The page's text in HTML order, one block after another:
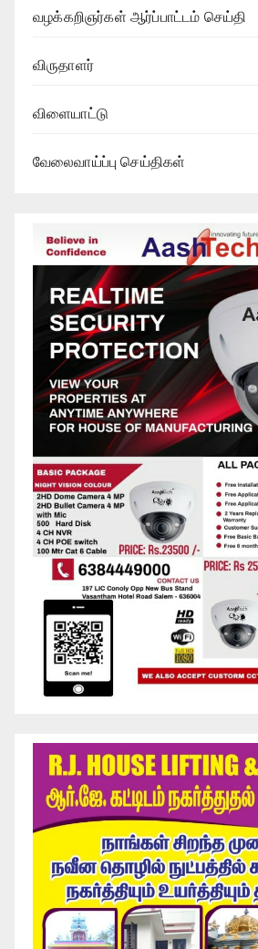
வழக்கறிஞர்கள் ஆர்ப்பாட்டம் செய்தி
விருதாளர்
விளையாட்டு
வேலைவாய்ப்பு செய்திகள்